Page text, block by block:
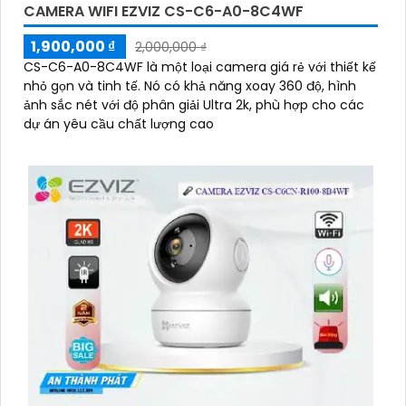
CAMERA WIFI EZVIZ CS-C6-A0-8C4WF
1,900,000 ₫
2,000,000 ₫
CS-C6-A0-8C4WF là một loại camera giá rẻ với thiết kế
nhỏ gọn và tinh tế. Nó có khả năng xoay 360 độ, hình
ảnh sắc nét với độ phân giải Ultra 2k, phù hợp cho các
dự án yêu cầu chất lượng cao